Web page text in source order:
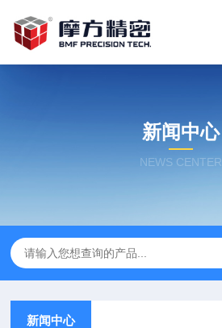
新闻中心
NEWS CENTER
新闻中心